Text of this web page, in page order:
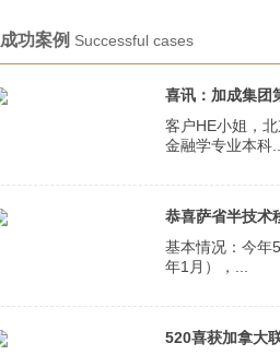
成功案例 Successful cases
喜讯：加成集团
客户HE小姐，
金融学专业本科...
恭喜萨省半技术
基本情况：今年
年1月），...
520喜获加拿大